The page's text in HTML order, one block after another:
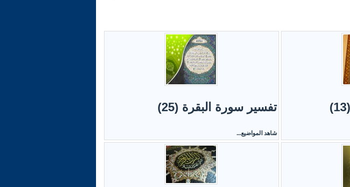
تفسير سورة البقرة (25)
شاهد المواضيع...